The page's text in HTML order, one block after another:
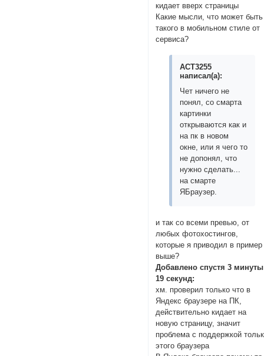
кидает вверх страницы
Какие мысли, что может быть
такого в мобильном стиле от
сервиса?
ACT3255
написал(а):
Чет ничего не
понял, со смарта
картинки
открываются как и
на пк в новом
окне, или я чего то
не допонял, что
нужно сделать...
на смарте
ЯБраузер.
и так со всеми превью, от
любых фотохостингов,
которые я приводил в пример
выше?
Добавлено спустя 3 минуты
19 секунд:
хм. проверил только что в
Яндекс браузере на ПК,
действительно кидает на
новую страницу, значит
проблема с поддержкой
этого браузера